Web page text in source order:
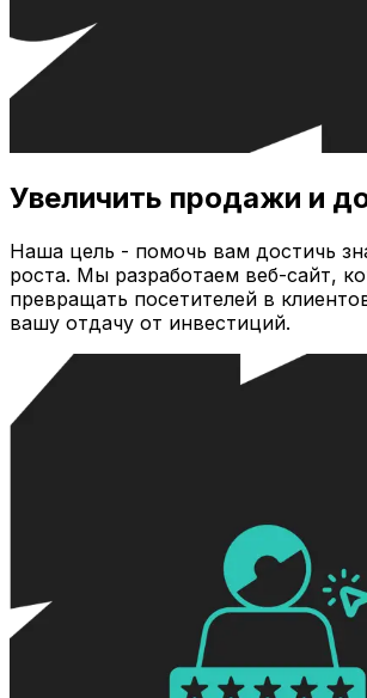
Увеличить продажи и
Наша цель - помочь вам достичь
роста. Мы разработаем веб-сайт,
превращать посетителей в
вашу отдачу от инвестиций.